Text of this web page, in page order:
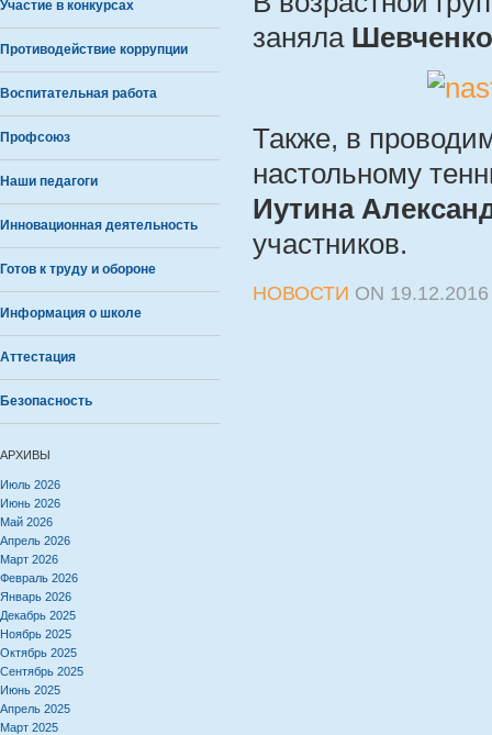
Участие в конкурсах
Противодействие коррупции
Воспитательная работа
Профсоюз
Наши педагоги
Инновационная деятельность
Готов к труду и обороне
Информация о школе
Аттестация
Безопасность
АРХИВЫ
Июль 2026
Июнь 2026
Май 2026
Апрель 2026
Март 2026
Февраль 2026
Январь 2026
Декабрь 2025
Ноябрь 2025
Октябрь 2025
Сентябрь 2025
Июнь 2025
Апрель 2025
Март 2025
заняла
Также, в
настольному
Иутина
участников.
НОВОСТИ ON 19.12.2016